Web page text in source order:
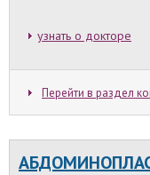
узнать о докторе
Перейти в раздел